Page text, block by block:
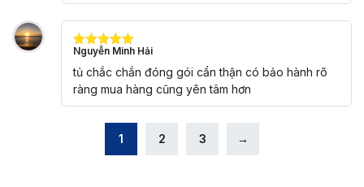
Được xếp
hạng 5
sao
Nguyễn Minh Hải
tủ chắc chắn đóng gói cẩn thận có bảo hành rõ
ràng mua hàng cũng yên tâm hơn
1 2 3 →